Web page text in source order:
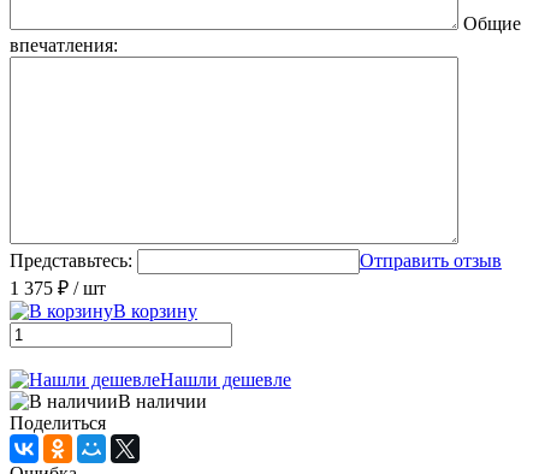
Общие
впечатления:
Представьтесь:
Отправить отзыв
1 375 ₽ / шт
В корзину
Нашли дешевле
В наличии
Поделиться